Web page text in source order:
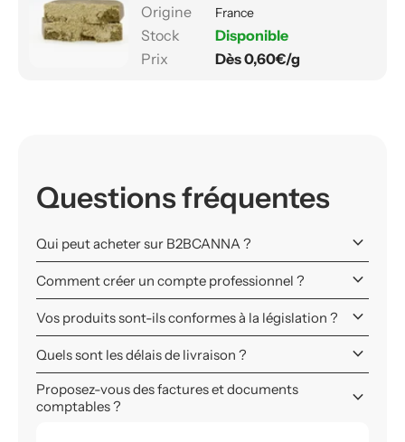
France
Disponible
Dès 0,60€/g
Questions fréquentes
Qui peut acheter sur B2BCANNA ? keyboard_arrow_down
Comment créer un compte professionnel ? keyboard_arrow_down
Vos produits sont-ils conformes à la législation ? keyboard_arrow_down
Quels sont les délais de livraison ? keyboard_arrow_down
Proposez-vous des factures et documents
comptables ?
keyboard_arrow_down